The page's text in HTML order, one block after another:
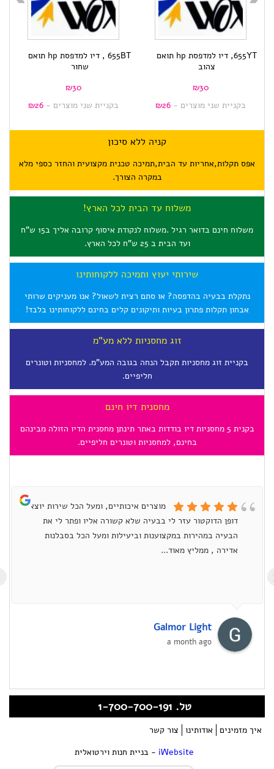
655YT, דיו למדפסת hp תואם
צהוב
₪
בקניית שני מוצרים -
₪ 26
655BT , דיו למדפסת hp תואם
שחור
₪
בקניית שני מוצרים -
₪ 26
קניה ללא סיכון
אפס תקלות,אחריות עד הבית,תמיכה טכנית מקצועית והחזר כספי מלא
במקרה הצורך.
משלוח עד הבית לכל הארץ!
משלוח חינם בדואר רגיל .משלוח לנקודת איסוף קרובה אליך ב15 ש"ח
ועד הבית ב 25 ש"ח לכל הארץ.
שירותי יעוץ ותמיכה ללקוחותינו
נתקלת בבעיה בהדפסה? או סתם רצית לשאול? אנו מעניקים שרותי
אבחון תקלות פתרון בעיות ותיקונים קלים בחינם ללקוחותינו בלבד!
זוג מחסניות ללא מע"מ
בקניית זוג מחסניות תקבל הנחה בגובה המע"מ. למחסניות וטונרים
חליפיים.
מחסנית דיו חינם
בקנית 5 מחסניות דיו בודדות באתר תינתן מחסנית הדיו הזולה מבינהם
בחינם, למחסניות וטונרים חליפיים.
מוצרים איכותיים, ומעל הכל שירות יוצא
דופן הדוקטור עזר לי בבעיה שלא קשורה אליו ופתר לי את
הבעיה במהירות במקצוענות וביעילות ומעל הכל בסבלנות
אדירה , ממליץ מאוד...
Galmor Light
a month ago
טל. 1-700-700-191
איך מזמינים אודותינו צור קשר
iWebsite- בניית חנות וירטואלית